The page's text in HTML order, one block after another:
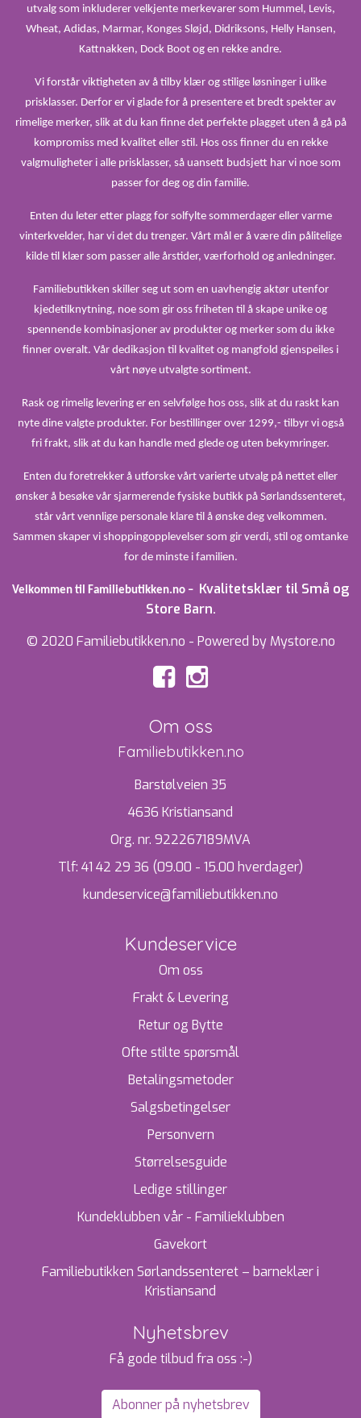
utvalg som inkluderer velkjente merkevarer som Hummel, Levis,
Wheat, Adidas, Marmar, Konges Sløjd, Didriksons, Helly Hansen,
Kattnakken, Dock Boot og en rekke andre.
Vi forstår viktigheten av å tilby klær og stilige løsninger i ulike
prisklasser. Derfor er vi glade for å presentere et bredt spekter av
rimelige merker, slik at du kan finne det perfekte plagget uten å gå på
kompromiss med kvalitet eller stil. Hos oss finner du en rekke
valgmuligheter i alle prisklasser, så uansett budsjett har vi noe som
passer for deg og din familie.
Enten du leter etter plagg for solfylte sommerdager eller varme
vinterkvelder, har vi det du trenger. Vårt mål er å være din pålitelige
kilde til klær som passer alle årstider, værforhold og anledninger.
Familiebutikken skiller seg ut som en uavhengig aktør utenfor
kjedetilknytning, noe som gir oss friheten til å skape unike og
spennende kombinasjoner av produkter og merker som du ikke
finner overalt. Vår dedikasjon til kvalitet og mangfold gjenspeiles i
vårt nøye utvalgte sortiment.
Rask og rimelig levering er en selvfølge hos oss, slik at du raskt kan
nyte dine valgte produkter. For bestillinger over 1299,- tilbyr vi også
fri frakt, slik at du kan handle med glede og uten bekymringer.
Enten du foretrekker å utforske vårt varierte utvalg på nettet eller
ønsker å besøke vår sjarmerende fysiske butikk på Sørlandssenteret,
står vårt vennlige personale klare til å ønske deg velkommen.
Sammen skaper vi shoppingopplevelser som gir verdi, stil og omtanke
for de minste i familien.
Velkommen til Familiebutikken.no – Kvalitetsklær til Små og
Store Barn.
© 2020 Familiebutikken.no - Powered by Mystore.no
Om oss
Familiebutikken.no
Barstølveien 35
4636 Kristiansand
Org. nr. 922267189MVA
Tlf: 41 42 29 36 (09.00 - 15.00 hverdager)
kundeservice@familiebutikken.no
Kundeservice
Om oss
Frakt & Levering
Retur og Bytte
Ofte stilte spørsmål
Betalingsmetoder
Salgsbetingelser
Personvern
Størrelsesguide
Ledige stillinger
Kundeklubben vår - Familieklubben
Gavekort
Familiebutikken Sørlandssenteret – barneklær i
Kristiansand
Nyhetsbrev
Få gode tilbud fra oss :-)
Abonner på nyhetsbrev